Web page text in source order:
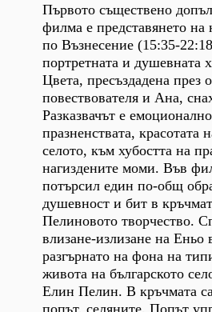
Първото съществено
филма е представянето на
по Възнесение (15:35-
портретната и душевната
Цвета, пресъздадена през
повествователя и Ана,
Разказвачът е
празненствата, красотата
селото, към хубостта на
нагиздените моми. Във
потърсил един по-общ
душевност и бит в
Пелиновото творчество.
влизане-излизане на Еньо
разгърнато на фона на
живота на българското
Елин Пелин. В кръчмата
попът, селяните. Попът